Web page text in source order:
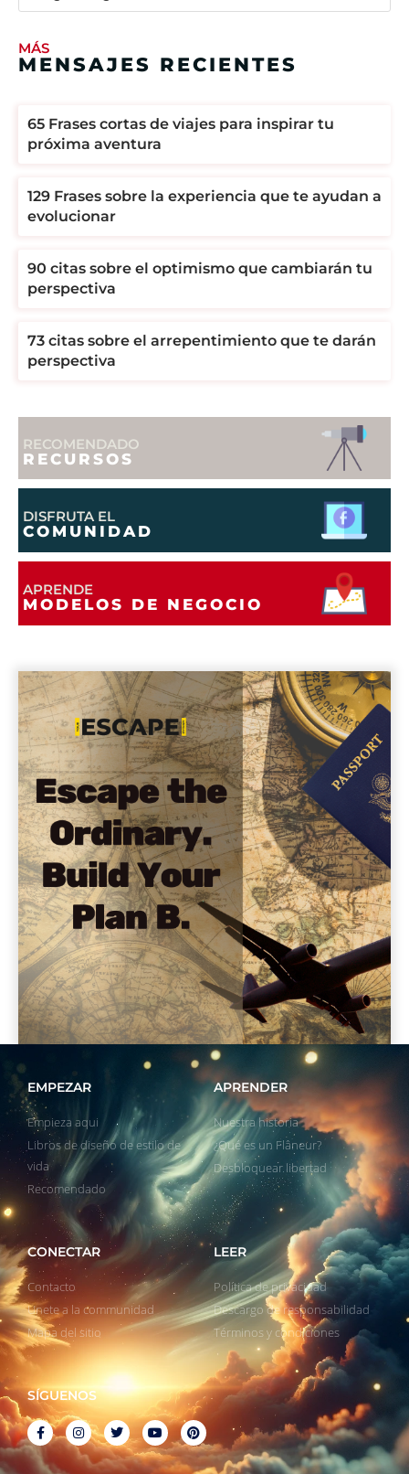
MÁS
MENSAJES RECIENTES
65 Frases cortas de viajes para inspirar tu
próxima aventura
129 Frases sobre la experiencia que te ayudan a
evolucionar
90 citas sobre el optimismo que cambiarán tu
perspectiva
73 citas sobre el arrepentimiento que te darán
perspectiva
RECOMENDADO
RECURSOS
DISFRUTA EL
COMUNIDAD
APRENDE
MODELOS DE NEGOCIO
EMPEZAR
Empieza aqui
Libros de diseño de estilo de
vida
Recomendado
APRENDER
Nuestra historia
¿Qué es un Flâneur?
Desbloquear libertad
CONECTAR
Contacto
Unete a la communidad
Mapa del sitio
LEER
Política de privacidad
Descargo de responsabilidad
Términos y condiciones
SÍGUENOS